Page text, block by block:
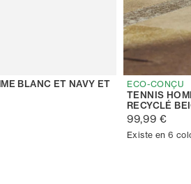
BLANC ET NAVY ET
ECO-CONÇU
TENNIS
RECYCLÉ
99,99 €
Existe en 6